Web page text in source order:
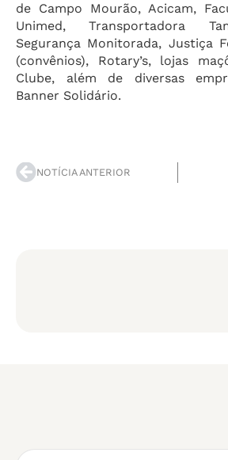
de Campo Mourão, Acicam,
Unimed, Transportadora
Segurança Monitorada, Justiça
(convênios), Rotary’s, lojas
Clube, além de diversas
Banner Solidário.
NOTÍCIA ANTERIOR